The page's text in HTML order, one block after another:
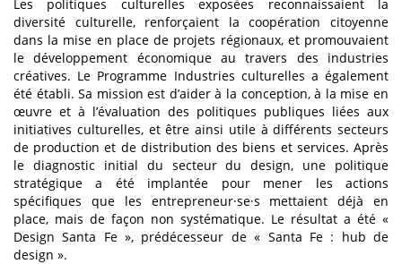
Les politiques culturelles exposées reconnaissaient la
diversité culturelle, renforçaient la coopération citoyenne
dans la mise en place de projets régionaux, et promouvaient
le développement économique au travers des industries
créatives. Le Programme Industries culturelles a également
été établi. Sa mission est d’aider à la conception, à la mise en
œuvre et à l’évaluation des politiques publiques liées aux
initiatives culturelles, et être ainsi utile à différents secteurs
de production et de distribution des biens et services. Après
le diagnostic initial du secteur du design, une politique
stratégique a été implantée pour mener les actions
spécifiques que les entrepreneur·se·s mettaient déjà en
place, mais de façon non systématique. Le résultat a été «
Design Santa Fe », prédécesseur de « Santa Fe : hub de
design ».